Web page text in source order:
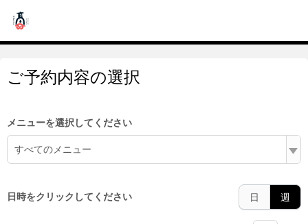
ご予約内容の選択
メニューを選択してください
すべてのメニュー
日時をクリックしてください 日 週
14:00